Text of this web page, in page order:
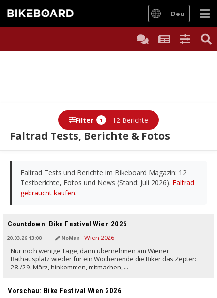
Deu
Faltrad Tests, Berichte & Fotos
Filter 1 12 Berichte
Berichte
Faltrad Tests und Berichte im Bikeboard Magazin: 12
Testberichte, Fotos und News (Stand: Juli 2026). Faltrad
gebraucht kaufen.
Countdown: Bike Festival Wien 2026
20.03.26 13:08 NoMan
Nur noch wenige Tage, dann übernehmen am Wiener
Rathausplatz wieder für ein Wochenende die Biker das Zepter:
28./29. März, hinkommen, mitmachen, ...
Vorschau: Bike Festival Wien 2026